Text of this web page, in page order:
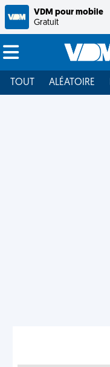
VDM pour mobile
Gratuit
TOUT ALÉATOIRE